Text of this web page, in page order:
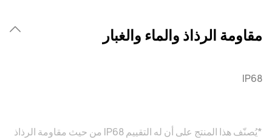
مقاومة الرذاذ والماء والغبار
IP68
*يُصنّف هذا المنتج على أن له التقييم IP68 من حيث مقاومة الرذاذ